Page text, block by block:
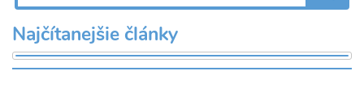
Najčítanejšie články